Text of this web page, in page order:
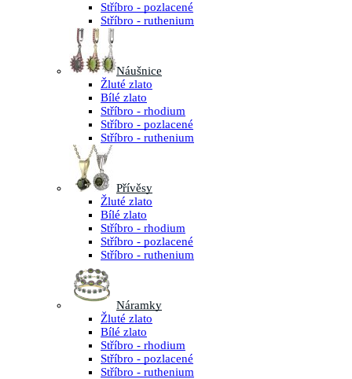
Stříbro - pozlacené
Stříbro - ruthenium
Náušnice
Žluté zlato
Bílé zlato
Stříbro - rhodium
Stříbro - pozlacené
Stříbro - ruthenium
Přívěsy
Žluté zlato
Bílé zlato
Stříbro - rhodium
Stříbro - pozlacené
Stříbro - ruthenium
Náramky
Žluté zlato
Bílé zlato
Stříbro - rhodium
Stříbro - pozlacené
Stříbro - ruthenium